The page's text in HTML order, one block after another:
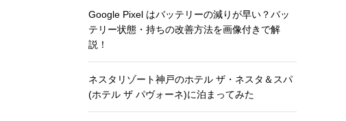
Google Pixel はバッテリーの減りが早い？バッ
テリー状態・持ちの改善方法を画像付きで解
説！
ネスタリゾート神戸のホテル ザ・ネスタ＆スパ
(ホテル ザ パヴォーネ)に泊まってみた